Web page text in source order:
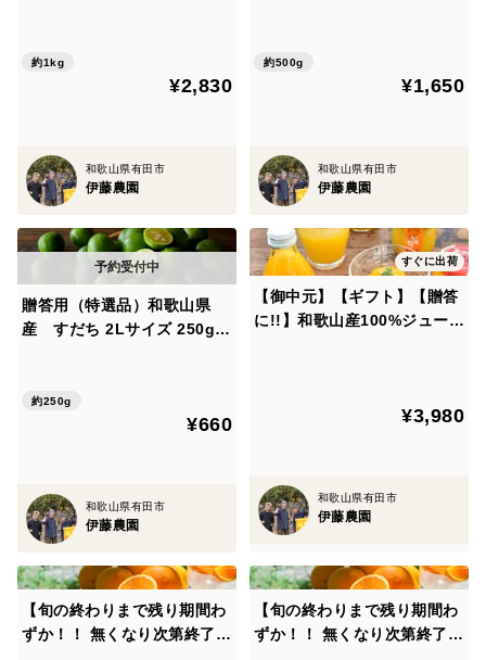
約1kg
¥2,830
和歌山県有田市
伊藤農園
約500g
¥1,650
和歌山県有田市
伊藤農園
贈答用（特選品）和歌山県
産 すだち 2Lサイズ 250g
約250g
¥660
和歌山県有田市
伊藤農園
すぐに出荷
【御中元】【ギフト】【贈答
に!!】和歌山産100%ジュース
¥3,980
和歌山県有田市
伊藤農園
【旬の終わりまで残り期間わ
ずか！！ 無くなり次第終了】
【旬の終わりまで残り期間わ
ずか！！ 無くなり次第終了】